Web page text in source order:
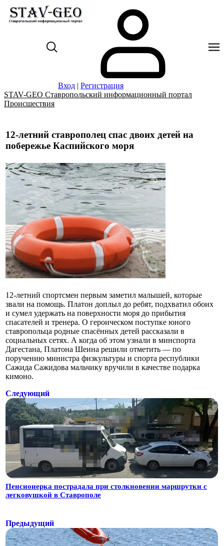
Вход | Регистрация
STAV-GEO Ставропольский информационный портал
Происшествия
12-летний ставрополец спас двоих детей на
побережье Каспийского моря
12-летний спортсмен первым заметил малышей, которые
звали на помощь. Платон доплыл до ребят, подхватил обоих
и сумел удержать на поверхности моря до прибытия
спасателей и тренера. О героическом поступке юного
ставропольца родные спасённых детей рассказали в
социальных сетях. А когда об этом узнали в минспорта
Дагестана, Платона Шеина решили отметить — по
поручению министра физкультуры и спорта республики
Сажида Сажидова мальчику вручили в качестве подарка
кимоно.
Следующий
Пенсионерка пострадала при столкновении маршрутки с
легковушкой в Ставрополе
Предыдущий